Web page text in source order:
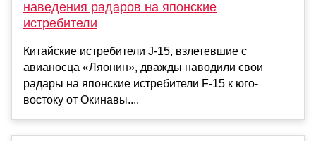
наведения радаров на японские
истребители
Китайские истребители J-15, взлетевшие с
авианосца «Ляонин», дважды наводили свои
радары на японские истребители F-15 к юго-
востоку от Окинавы....